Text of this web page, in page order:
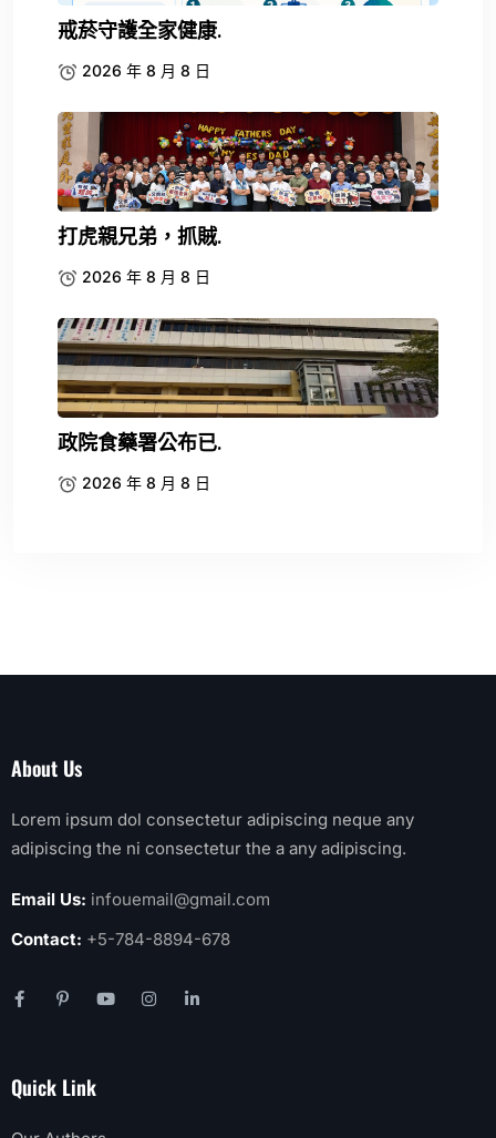
戒菸守護全家健康.
2026 年 8 月 8 日
打虎親兄弟，抓賊.
2026 年 8 月 8 日
政院食藥署公布已.
2026 年 8 月 8 日
About Us
Lorem ipsum dol consectetur adipiscing neque any
adipiscing the ni consectetur the a any adipiscing.
Email Us: infouemail@gmail.com
Contact: +5-784-8894-678
Quick Link